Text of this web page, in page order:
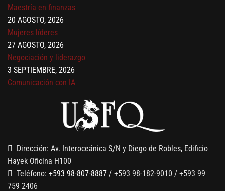
Maestría en finanzas
20 AGOSTO, 2026
Mujeres líderes
27 AGOSTO, 2026
Negociación y liderazgo
3 SEPTIEMBRE, 2026
Comunicación con IA
Gobernanza de datos
13 AGOSTO, 2026
Finanzas para no financieros
Dirección: Av. Interoceánica S/N y Diego de Robles, Edificio
Hayek Oficina H100
Teléfono: +593 98-807-8887 / +593 98-182-9010 / +593 99
759 2406